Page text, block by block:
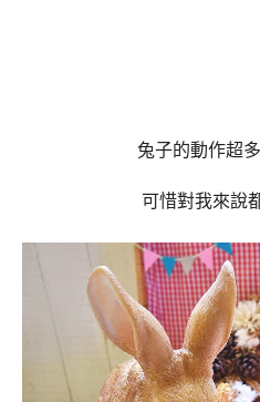
兔子的動作超
可惜對我來說